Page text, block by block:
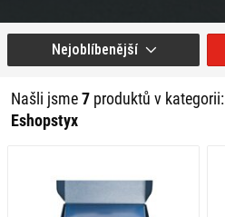
Našli jsme7 produktů v kategorii:
Eshopstyx
Nejoblíbenější